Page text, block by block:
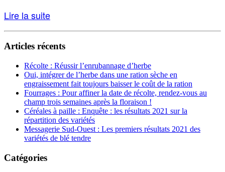
Lire la suite
Articles récents
Récolte : Réussir l’enrubannage d’herbe
Oui, intégrer de l’herbe dans une ration sèche en
engraissement fait toujours baisser le coût de la ration
Fourrages : Pour affiner la date de récolte, rendez-vous au
champ trois semaines après la floraison !
Céréales à paille : Enquête : les résultats 2021 sur la
répartition des variétés
Messagerie Sud-Ouest : Les premiers résultats 2021 des
variétés de blé tendre
Catégories